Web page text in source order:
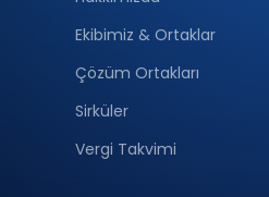
Ekibimiz & Ortaklar
Çözüm Ortakları
Sirküler
Vergi Takvimi